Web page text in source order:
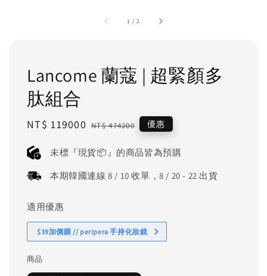
1 /2
Lancome 蘭蔻 | 超緊顏多
肽組合
Sale
NT$ 119000 Regular
NT$ 474200 優惠
未標『現貨📦』的商品皆為預購
本期韓國連線 8 / 10 收單，8 / 20 - 22 出貨
適用優惠
$39加價購 // peripera 手持化妝鏡
商品